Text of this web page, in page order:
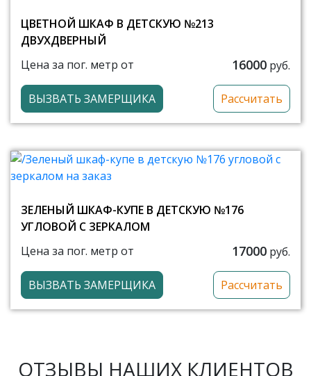
ЦВЕТНОЙ ШКАФ В ДЕТСКУЮ №213
ДВУХДВЕРНЫЙ
Цена за пог. метр от
16000 руб.
ВЫЗВАТЬ ЗАМЕРЩИКА Рассчитать
ЗЕЛЕНЫЙ ШКАФ-КУПЕ В ДЕТСКУЮ №176
УГЛОВОЙ С ЗЕРКАЛОМ
Цена за пог. метр от
17000 руб.
ВЫЗВАТЬ ЗАМЕРЩИКА Рассчитать
ОТЗЫВЫ НАШИХ КЛИЕНТОВ